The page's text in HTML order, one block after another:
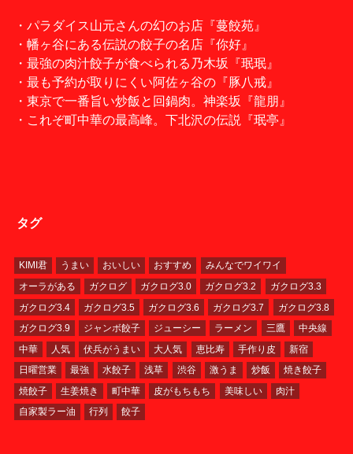
・パラダイス山元さんの幻のお店『蔓餃苑』
・幡ヶ谷にある伝説の餃子の名店『你好』
・最強の肉汁餃子が食べられる乃木坂『珉珉』
・最も予約が取りにくい阿佐ヶ谷の『豚八戒』
・東京で一番旨い炒飯と回鍋肉。神楽坂『龍朋』
・これぞ町中華の最高峰。下北沢の伝説『珉亭』
タグ
KIMI君 うまい おいしい おすすめ
みんなでワイワイ
オーラがある
ガクログ ガクログ3.0 ガクログ3.2
ガクログ3.3
ガクログ3.4
ガクログ3.5 ガクログ3.6 ガクログ3.7
ガクログ3.8
ガクログ3.9
ジャンボ餃子 ジューシー ラーメン 三鷹
中央線
中華
人気 伏兵がうまい 大人気 恵比寿 手作り皮
新宿
日曜営業
最強 水餃子 浅草 渋谷 激うま 炒飯
焼き餃子
焼餃子
生姜焼き 町中華 皮がもちもち 美味しい
肉汁
自家製ラー油
行列 餃子